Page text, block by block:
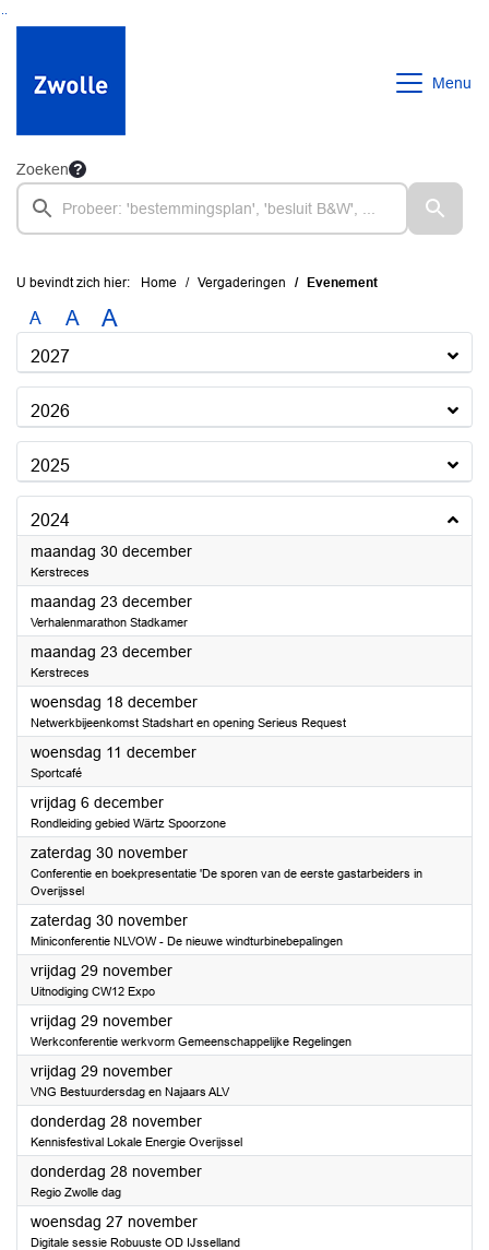
Ga naar de inhoud van deze pagina
Ga naar het zoeken
Ga naar het menu
Menu
Zoeken
U bevindt zich hier: Home Vergaderingen Evenement
A A A
2027
2026
2025
2024
maandag 30 december2024
Kerstreces
maandag 23 december2024
Verhalenmarathon Stadkamer
maandag 23 december2024
Kerstreces
woensdag 18 december2024
Netwerkbijeenkomst Stadshart en opening Serieus Request
woensdag 11 december2024
Sportcafé
vrijdag 6 december2024
Rondleiding gebied Wärtz Spoorzone
zaterdag 30 november2024
Conferentie en boekpresentatie 'De sporen van de eerste gastarbeiders in
Overijssel
zaterdag 30 november2024
Miniconferentie NLVOW - De nieuwe windturbinebepalingen
vrijdag 29 november2024
Uitnodiging CW12 Expo
vrijdag 29 november2024
Werkconferentie werkvorm Gemeenschappelijke Regelingen
vrijdag 29 november2024
VNG Bestuurdersdag en Najaars ALV
donderdag 28 november2024
Kennisfestival Lokale Energie Overijssel
donderdag 28 november2024
Regio Zwolle dag
woensdag 27 november2024
Digitale sessie Robuuste OD IJsselland